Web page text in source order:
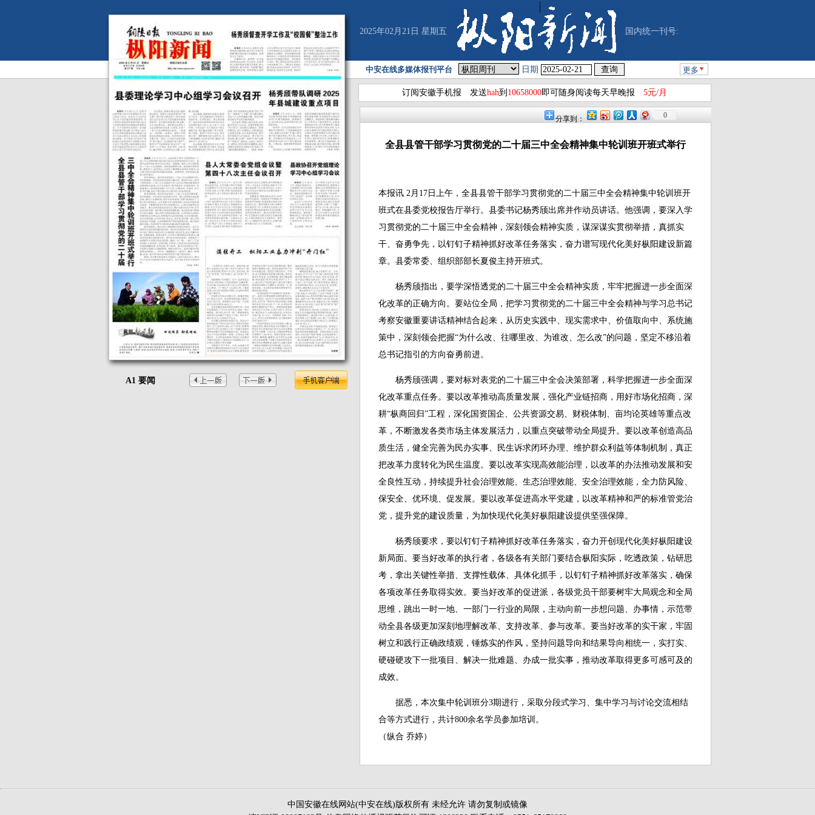
A1 要闻
2025年02月21日 星期五 国内统一刊号:
中安在线多媒体报刊平台 日期 更多
订阅安徽手机报 发送hah到 10658000即可随身阅读每天早晚报 5元/月
分享到： 0
全县县管干部学习贯彻党的二十届三中全会精神集中轮训班开班式举行
本报讯 2月17日上午，全县县管干部学习贯彻党的二十届三中全会精神集中轮训班开
班式在县委党校报告厅举行。县委书记杨秀颀出席并作动员讲话。他强调，要深入学
习贯彻党的二十届三中全会精神，深刻领会精神实质，谋深谋实贯彻举措，真抓实
干、奋勇争先，以钉钉子精神抓好改革任务落实，奋力谱写现代化美好枞阳建设新篇
章。县委常委、组织部部长夏俊主持开班式。
杨秀颀指出，要学深悟透党的二十届三中全会精神实质，牢牢把握进一步全面深
化改革的正确方向。要站位全局，把学习贯彻党的二十届三中全会精神与学习总书记
考察安徽重要讲话精神结合起来，从历史实践中、现实需求中、价值取向中、系统施
策中，深刻领会把握“为什么改、往哪里改、为谁改、怎么改”的问题，坚定不移沿着
总书记指引的方向奋勇前进。
杨秀颀强调，要对标对表党的二十届三中全会决策部署，科学把握进一步全面深
化改革重点任务。要以改革推动高质量发展，强化产业链招商，用好市场化招商，深
耕“枞商回归”工程，深化国资国企、公共资源交易、财税体制、亩均论英雄等重点改
革，不断激发各类市场主体发展活力，以重点突破带动全局提升。要以改革创造高品
质生活，健全完善为民办实事、民生诉求闭环办理、维护群众利益等体制机制，真正
把改革力度转化为民生温度。要以改革实现高效能治理，以改革的办法推动发展和安
全良性互动，持续提升社会治理效能、生态治理效能、安全治理效能，全力防风险、
保安全、优环境、促发展。要以改革促进高水平党建，以改革精神和严的标准管党治
党，提升党的建设质量，为加快现代化美好枞阳建设提供坚强保障。
杨秀颀要求，要以钉钉子精神抓好改革任务落实，奋力开创现代化美好枞阳建设
新局面。要当好改革的执行者，各级各有关部门要结合枞阳实际，吃透政策，钻研思
考，拿出关键性举措、支撑性载体、具体化抓手，以钉钉子精神抓好改革落实，确保
各项改革任务取得实效。要当好改革的促进派，各级党员干部要树牢大局观念和全局
思维，跳出一时一地、一部门一行业的局限，主动向前一步想问题、办事情，示范带
动全县各级更加深刻地理解改革、支持改革、参与改革。要当好改革的实干家，牢固
树立和践行正确政绩观，锤炼实的作风，坚持问题导向和结果导向相统一，实打实、
硬碰硬攻下一批项目、解决一批难题、办成一批实事，推动改革取得更多可感可及的
成效。
据悉，本次集中轮训班分3期进行，采取分段式学习、集中学习与讨论交流相结
合等方式进行，共计800余名学员参加培训。
（纵合 乔婷）
中国安徽在线网站(中安在线)版权所有 未经允许 请勿复制或镜像